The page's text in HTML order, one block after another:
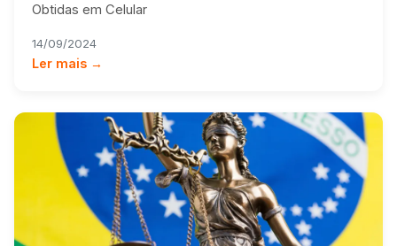
Obtidas em Celular
14/09/2024
Ler mais →